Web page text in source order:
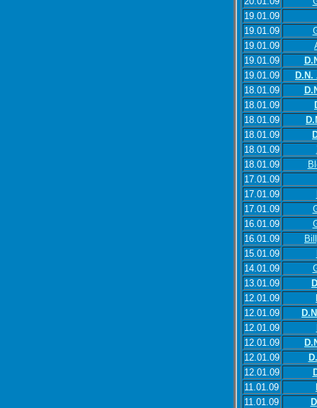
19.01.09
19.01.09
19.01.09
19.01.09
19.01.09
18.01.09
18.01.09
18.01.09
18.01.09
18.01.09
18.01.09
17.01.09
17.01.09
17.01.09
16.01.09
16.01.09
15.01.09
14.01.09
13.01.09
12.01.09
12.01.09
12.01.09
12.01.09
12.01.09
12.01.09
11.01.09
11.01.09